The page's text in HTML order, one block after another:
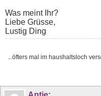
Was meint Ihr?
Liebe Grüsse,
Lustig Ding
...öfters mal im haushaltsloch